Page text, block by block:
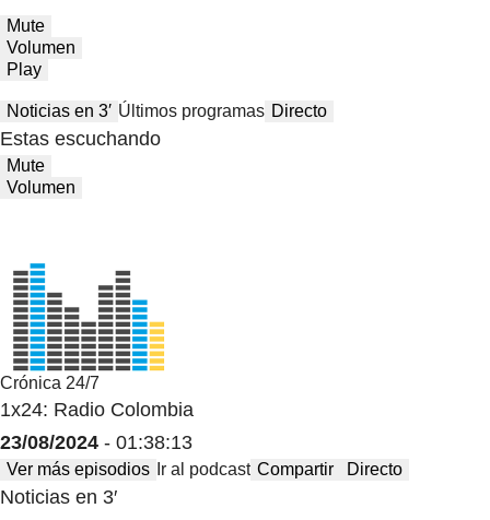
Mute
Volumen
Play
Noticias en 3′ Últimos programas Directo
Estas escuchando
Mute
Volumen
Crónica 24/7
1x24: Radio Colombia
23/08/2024 - 01:38:13
Ver más episodios Ir al podcast Compartir Directo
Noticias en 3′